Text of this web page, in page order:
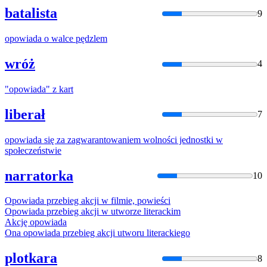
batalista 9
opowiada o walce pędzlem
wróż 4
"opowiada" z kart
liberał 7
opowiada się za zagwarantowaniem wolności jednostki w
społeczeństwie
narratorka 10
Opowiada przebieg akcji w filmie, powieści
Opowiada przebieg akcji w utworze literackim
Akcję opowiada
Ona opowiada przebieg akcji utworu literackiego
plotkara 8